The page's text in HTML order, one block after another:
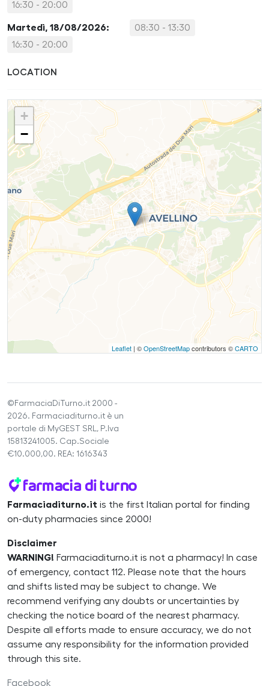
16:30 - 20:00
Martedì, 18/08/2026:
08:30 - 13:30
16:30 - 20:00
LOCATION
+
−
Leaflet | ©OpenStreetMapcontributors ©CARTO
©FarmaciaDiTurno.it 2000 -
2026. Farmaciaditurno.it è un
portale di MyGEST SRL, P.Iva
15813241005. Cap.Sociale
€10.000,00. REA: 1616343
Farmaciaditurno.it is the first Italian portal for finding
on-duty pharmacies since 2000!
Disclaimer
WARNING! Farmaciaditurno.it is not a pharmacy! In case
of emergency, contact 112. Please note that the hours
and shifts listed may be subject to change. We
recommend verifying any doubts or uncertainties by
checking the notice board of the nearest pharmacy.
Despite all efforts made to ensure accuracy, we do not
assume any responsibility for the information provided
through this site.
Facebook